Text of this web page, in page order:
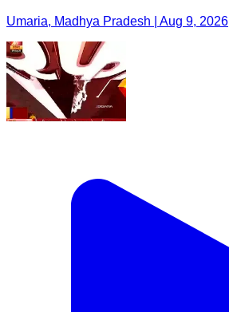
Umaria, Madhya Pradesh | Aug 9, 2026